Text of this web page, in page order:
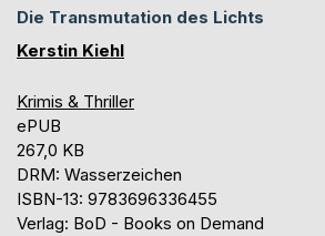
Die Transmutation des Lichts
Kerstin Kiehl
Krimis & Thriller
ePUB
267,0 KB
DRM: Wasserzeichen
ISBN-13: 9783696336455
Verlag: BoD - Books on Demand